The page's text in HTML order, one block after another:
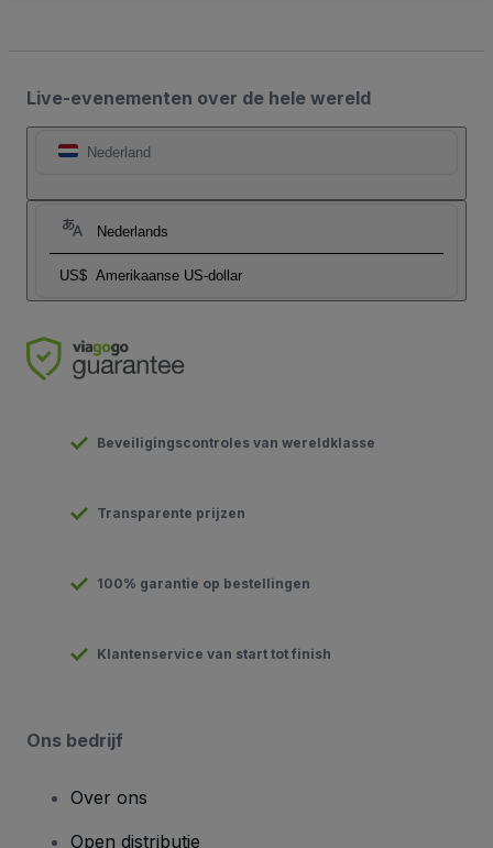
Live-evenementen over de hele wereld
Nederland
Nederlands
US$ Amerikaanse US-dollar
Beveiligingscontroles van wereldklasse
Transparente prijzen
100% garantie op bestellingen
Klantenservice van start tot finish
Ons bedrijf
Over ons
Open distributie